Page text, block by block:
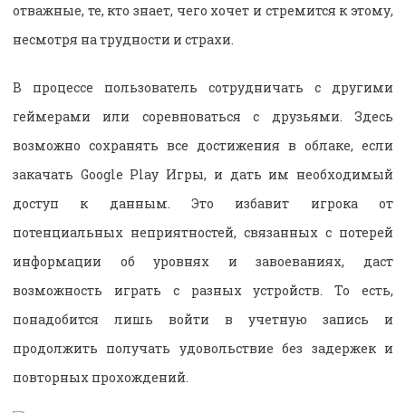
отважные, те, кто знает, чего хочет и стремится к этому,
несмотря на трудности и страхи.
В процессе пользователь сотрудничать с другими
геймерами или соревноваться с друзьями. Здесь
возможно сохранять все достижения в облаке, если
закачать Google Play Игры, и дать им необходимый
доступ к данным. Это избавит игрока от
потенциальных неприятностей, связанных с потерей
информации об уровнях и завоеваниях, даст
возможность играть с разных устройств. То есть,
понадобится лишь войти в учетную запись и
продолжить получать удовольствие без задержек и
повторных прохождений.